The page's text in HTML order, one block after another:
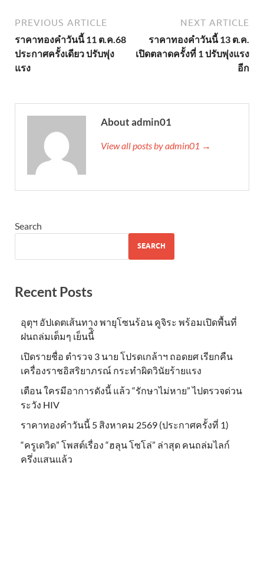
PREVIOUS ARTICLE
ราคาทองคำวันนี้ 11 ต.ค.68
ประกาศครั้งเดียว ปรับพุ่ง
แรง
NEXT ARTICLE
ราคาทองคำวันนี้ 13 ต.ค.
เปิดตลาดครั้งที่ 1 ปรับพุ่งแรง
อีก
About admin01
View all posts by admin01 →
Search
SEARCH
Recent Posts
อุตุฯ อัปเดตเส้นทาง พายุโซนร้อน คูจิระ พร้อมเปิดพื้นที่
ฝนถล่มเต็มๆ เย็นนี้ิ
เปิดรายชื่อ ตำรวจ 3 นาย โปรดเกล้าฯ ถอดยศ เรียกคืน
เครื่องราชอิสริยาภรณ์ กระทำผิดวินัยร้ายแรง
เตือน ใครมีอาการดังนี้ แล้ว “รักษาไม่หาย” ไปตรวจด่วน
ระวัง HIV
ราคาทองคำวันนี้ 5 สิงหาคม 2569 (ประกาศครั้งที่ 1)
“ครูเดวิด” โพสต์เรื่อง “ฮลุน โซโล่” ล่าสุด คนถล่มไลก์
ครึ่งแสนแล้ว